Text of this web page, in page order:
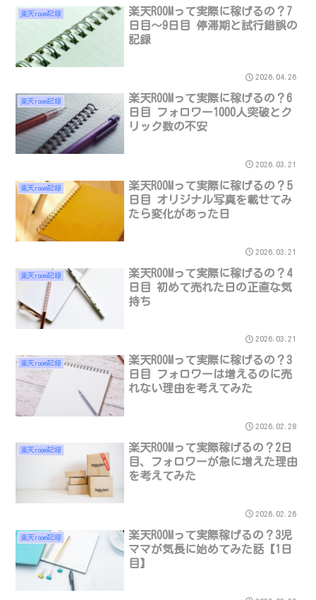
楽天room記録
楽天ROOMって実際に稼げるの？7
日目〜9日目 停滞期と試行錯誤の
記録
2026.04.26
楽天room記録
楽天ROOMって実際に稼げるの？6
日目 フォロワー1000人突破とク
リック数の不安
2026.03.21
楽天room記録
楽天ROOMって実際に稼げるの？5
日目 オリジナル写真を載せてみ
たら変化があった日
2026.03.21
楽天room記録
楽天ROOMって実際に稼げるの？4
日目 初めて売れた日の正直な気
持ち
2026.03.21
楽天room記録
楽天ROOMって実際に稼げるの？3
日目 フォロワーは増えるのに売
れない理由を考えてみた
2026.02.28
楽天room記録
楽天ROOMって実際稼げるの？2日
目、フォロワーが急に増えた理由
を考えてみた
2026.02.26
楽天room記録
楽天ROOMって実際稼げるの？3児
ママが気長に始めてみた話【1日
目】